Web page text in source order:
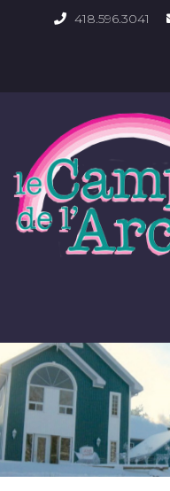
418.596.3041